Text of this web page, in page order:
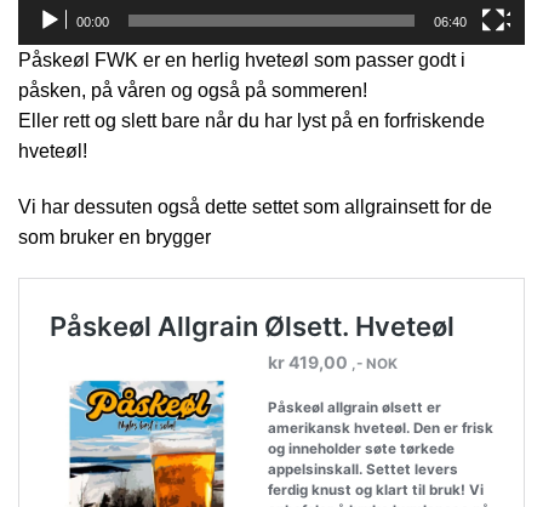
00:00 06:40
Påskeøl FWK er en herlig hveteøl som passer godt i
påsken, på våren og også på sommeren!
Eller rett og slett bare når du har lyst på en forfriskende
hveteøl!
Vi har dessuten også dette settet som allgrainsett for de
som bruker en brygger